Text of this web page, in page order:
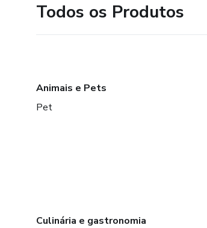
Todos os Produtos
Animais e Pets
Pet
Culinária e gastronomia